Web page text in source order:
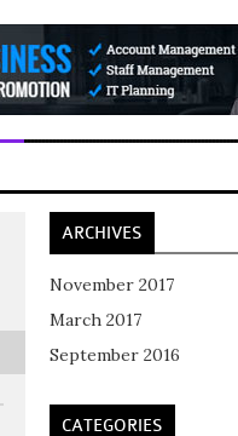
ARCHIVES
November 2017
March 2017
September 2016
CATEGORIES